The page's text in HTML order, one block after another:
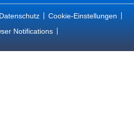
Datenschutz
Cookie-Einstellungen
Notifications